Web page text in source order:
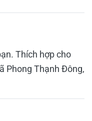
Thích hợp cho
Phong Thạnh Đông,